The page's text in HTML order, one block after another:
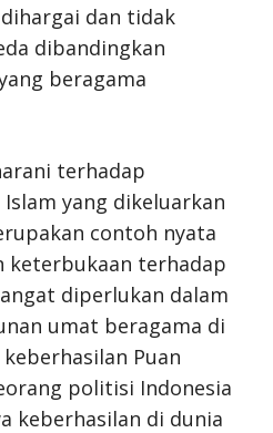
dan tidak
dibandingkan
beragama
terhadap
yang dikeluarkan
contoh nyata
keterbukaan terhadap
diperlukan dalam
umat beragama di
Puan
politisi Indonesia
keberhasilan di dunia